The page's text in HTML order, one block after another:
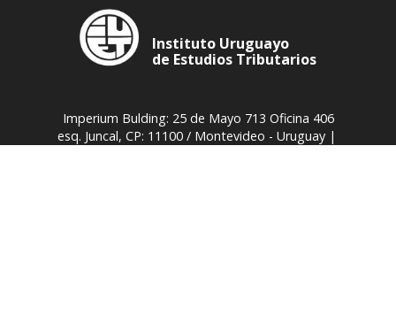
Instituto Uruguayo
de Estudios Tributarios
Imperium Bulding: 25 de Mayo 713 Oficina 406
esq. Juncal, CP: 11100 / Montevideo - Uruguay |